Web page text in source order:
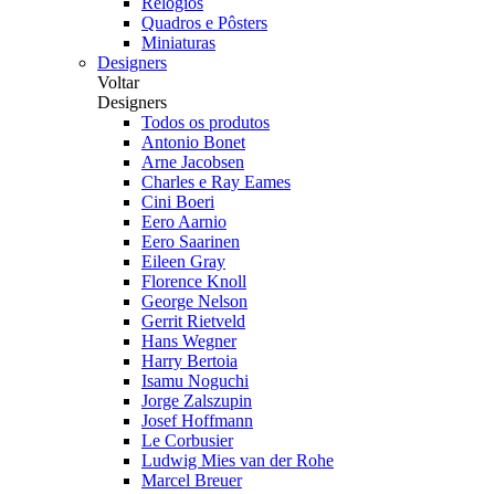
Quadros e Pôsters
Miniaturas
Designers
Voltar
Designers
Todos os produtos
Antonio Bonet
Arne Jacobsen
Charles e Ray Eames
Cini Boeri
Eero Aarnio
Eero Saarinen
Eileen Gray
Florence Knoll
George Nelson
Gerrit Rietveld
Hans Wegner
Harry Bertoia
Isamu Noguchi
Jorge Zalszupin
Josef Hoffmann
Le Corbusier
Ludwig Mies van der Rohe
Marcel Breuer